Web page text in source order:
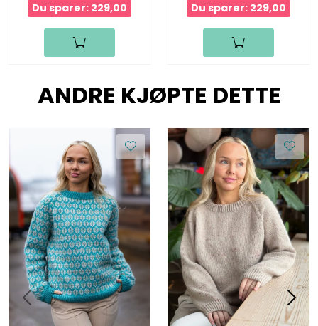
Du sparer: 229,00 Du sparer: 229,00
ANDRE KJØPTE DETTE